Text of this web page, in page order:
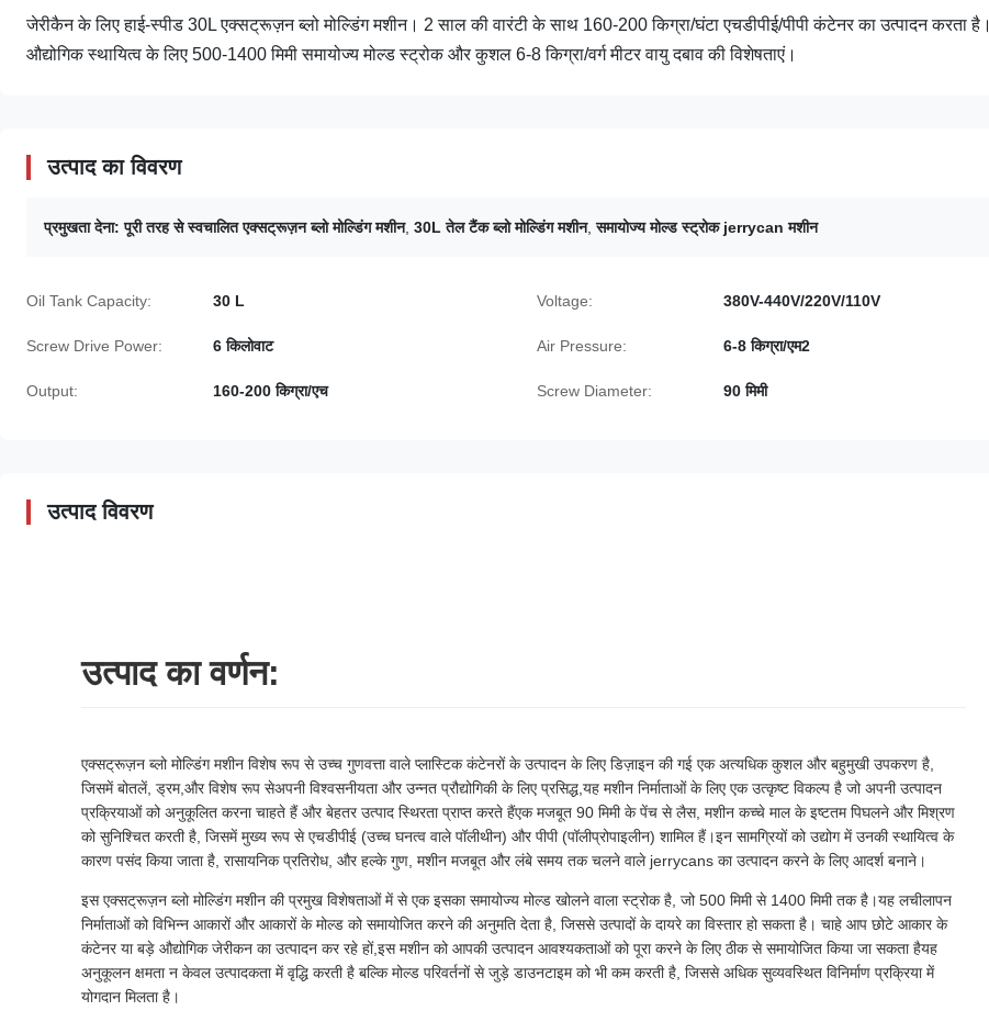
जेरीकैन के लिए हाई-स्पीड 30L एक्सट्रूज़न ब्लो मोल्डिंग मशीन। 2 साल की वारंटी के साथ 160-200 किग्रा/घंटा एचडीपीई/पीपी कंटेनर का उत्पादन करता है।
औद्योगिक स्थायित्व के लिए 500-1400 मिमी समायोज्य मोल्ड स्ट्रोक और कुशल 6-8 किग्रा/वर्ग मीटर वायु दबाव की विशेषताएं।
उत्पाद का विवरण
प्रमुखता देना: पूरी तरह से स्वचालित एक्सट्रूज़न ब्लो मोल्डिंग मशीन, 30L तेल टैंक ब्लो मोल्डिंग मशीन,समायोज्य मोल्ड स्ट्रोक jerrycan मशीन
Oil Tank Capacity: 30 L Voltage: 380V-440V/220V/110V
Screw Drive Power: 6 किलोवाट Air Pressure: 6-8 किग्रा/एम2
Output: 160-200 किग्रा/एच Screw Diameter: 90 मिमी
उत्पाद विवरण
उत्पाद का वर्णन:
एक्सट्रूज़न ब्लो मोल्डिंग मशीन विशेष रूप से उच्च गुणवत्ता वाले प्लास्टिक कंटेनरों के उत्पादन के लिए डिज़ाइन की गई एक अत्यधिक कुशल और बहुमुखी उपकरण है,
जिसमें बोतलें, ड्रम,और विशेष रूप सेअपनी विश्वसनीयता और उन्नत प्रौद्योगिकी के लिए प्रसिद्ध,यह मशीन निर्माताओं के लिए एक उत्कृष्ट विकल्प है जो अपनी उत्पादन
प्रक्रियाओं को अनुकूलित करना चाहते हैं और बेहतर उत्पाद स्थिरता प्राप्त करते हैंएक मजबूत 90 मिमी के पेंच से लैस, मशीन कच्चे माल के इष्टतम पिघलने और मिश्रण
को सुनिश्चित करती है, जिसमें मुख्य रूप से एचडीपीई (उच्च घनत्व वाले पॉलीथीन) और पीपी (पॉलीप्रोपाइलीन) शामिल हैं।इन सामग्रियों को उद्योग में उनकी स्थायित्व के
कारण पसंद किया जाता है, रासायनिक प्रतिरोध, और हल्के गुण, मशीन मजबूत और लंबे समय तक चलने वाले jerrycans का उत्पादन करने के लिए आदर्श बनाने।
इस एक्सट्रूज़न ब्लो मोल्डिंग मशीन की प्रमुख विशेषताओं में से एक इसका समायोज्य मोल्ड खोलने वाला स्ट्रोक है, जो 500 मिमी से 1400 मिमी तक है।यह लचीलापन
निर्माताओं को विभिन्न आकारों और आकारों के मोल्ड को समायोजित करने की अनुमति देता है, जिससे उत्पादों के दायरे का विस्तार हो सकता है। चाहे आप छोटे आकार के
कंटेनर या बड़े औद्योगिक जेरीकन का उत्पादन कर रहे हों,इस मशीन को आपकी उत्पादन आवश्यकताओं को पूरा करने के लिए ठीक से समायोजित किया जा सकता हैयह
अनुकूलन क्षमता न केवल उत्पादकता में वृद्धि करती है बल्कि मोल्ड परिवर्तनों से जुड़े डाउनटाइम को भी कम करती है, जिससे अधिक सुव्यवस्थित विनिर्माण प्रक्रिया में
योगदान मिलता है।